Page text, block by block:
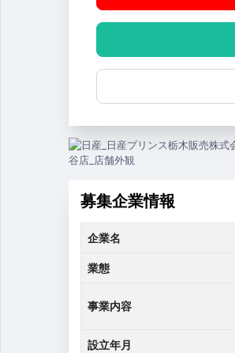
募集企業情報
企業名
業態
事業内容
設立年月